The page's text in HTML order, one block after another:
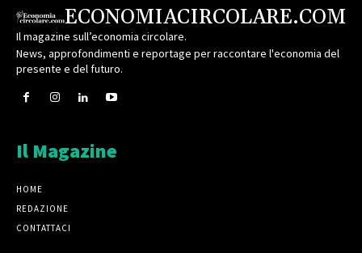
ECONOMIACIRCOLARE.COM
Il magazine sull’economia circolare.
News, approfondimenti e reportage per raccontare l'economia del
presente e del futuro.
Il Magazine
HOME
REDAZIONE
CONTATTACI